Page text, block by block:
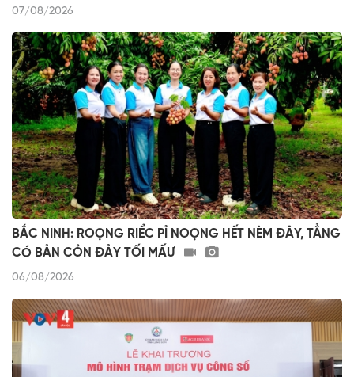
07/08/2026
BẮC NINH: ROỌNG RIỂC PỈ NOỌNG HẾT NÈM ĐÂY, TẲNG
CÓ BẢN CỎN ĐẢY TỐI MẤƯ
06/08/2026